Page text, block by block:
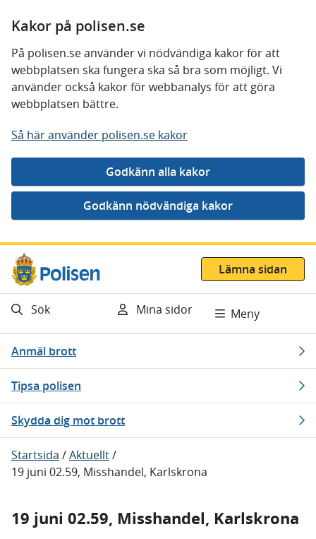
Kakor på polisen.se
På polisen.se använder vi nödvändiga kakor för att
webbplatsen ska fungera ska så bra som möjligt. Vi
använder också kakor för webbanalys för att göra
webbplatsen bättre.
Så här använder polisen.se kakor
Gå direkt till innehåll
Lämna sidan
Sök Mina sidor Meny
Anmäl brott
Tipsa polisen
Skydda dig mot brott
Startsida /Aktuellt/
19 juni 02.59, Misshandel, Karlskrona
19 juni 02.59, Misshandel, Karlskrona